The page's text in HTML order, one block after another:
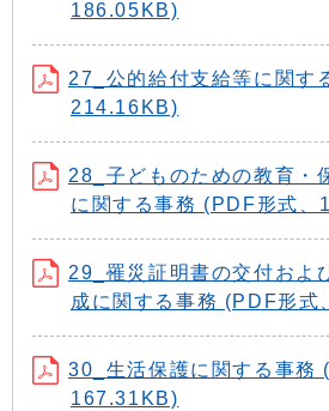
186.05KB)
27_公的給付支給等に関す
214.16KB)
28_子どものための教育・
に関する事務 (PDF形式、
29_罹災証明書の交付およ
成に関する事務 (PDF形
30_生活保護に関する事務
167.31KB)